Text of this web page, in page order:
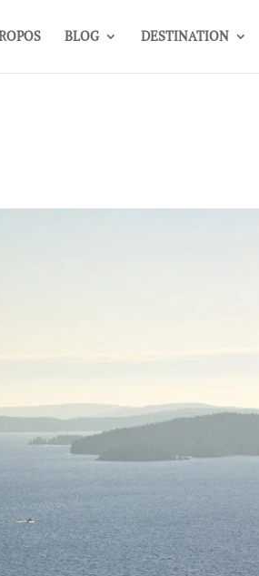
BLOG DESTINATION